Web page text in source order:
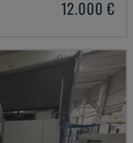
12.000 €